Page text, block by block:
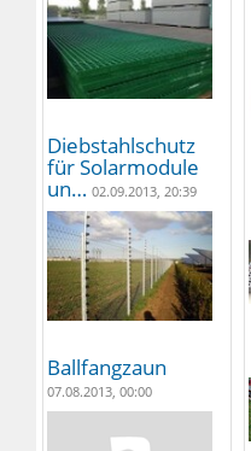
Diebstahlschutz
für Solarmodule
un… 02.09.2013, 20:39
Ballfangzaun
07.08.2013, 00:00